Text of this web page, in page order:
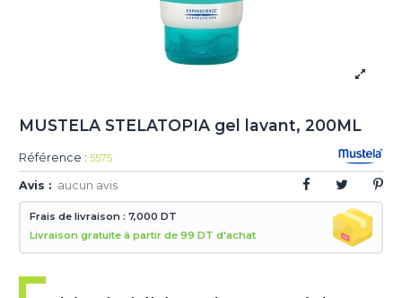
MUSTELA STELATOPIA gel lavant, 200ML
Référence : 5575
Avis : aucun avis
Frais de livraison : 7,000 DT
Livraison gratuite à partir de 99 DT d'achat